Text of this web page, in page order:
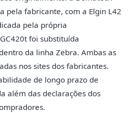
pela fabricante, com a Elgin L42
pela própria
foi substituída
da linha Zebra. Ambas as
nos sites dos fabricantes.
de longo prazo de
além das declarações dos